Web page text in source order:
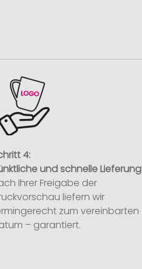
4:
und schnelle Lieferung
Ihrer Freigabe der
liefern wir
zum vereinbarten
– garantiert.